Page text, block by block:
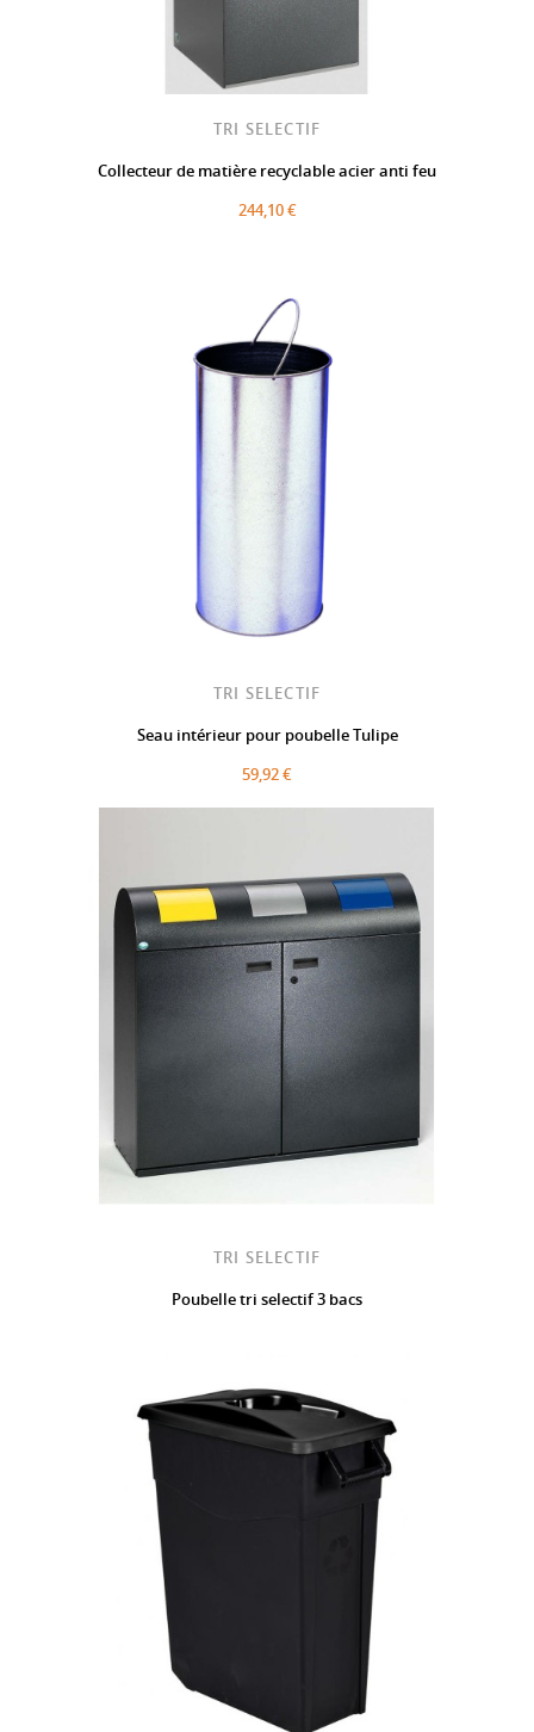
TRI SELECTIF
Collecteur de matière recyclable acier anti feu
244,10 €
TRI SELECTIF
Seau intérieur pour poubelle Tulipe
59,92 €
TRI SELECTIF
Poubelle tri selectif 3 bacs